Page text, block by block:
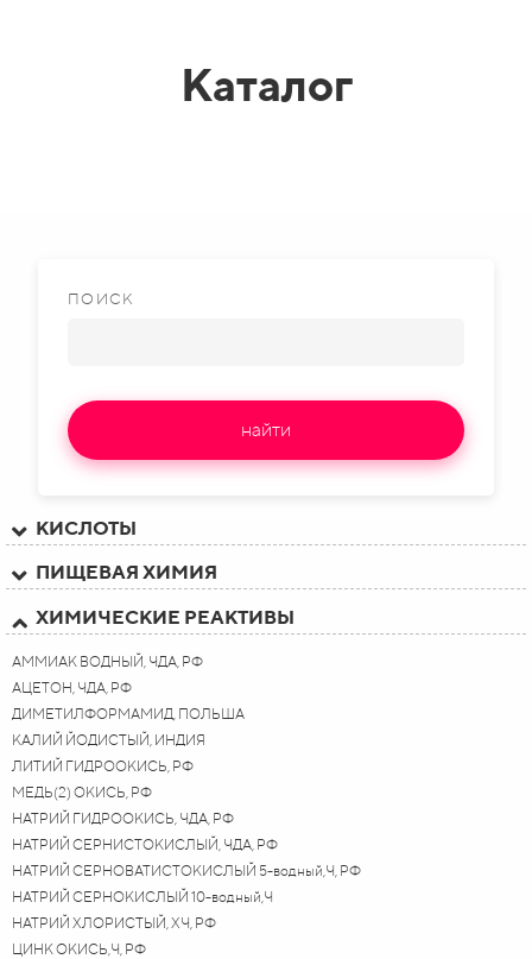
Каталог
ПОИСК
найти
КИСЛОТЫ
ПИЩЕВАЯ ХИМИЯ
ХИМИЧЕСКИЕ РЕАКТИВЫ
АММИАК ВОДНЫЙ, ЧДА, РФ
АЦЕТОН, ЧДА, РФ
ДИМЕТИЛФОРМАМИД, ПОЛЬША
КАЛИЙ ЙОДИСТЫЙ, ИНДИЯ
ЛИТИЙ ГИДРООКИСЬ, РФ
МЕДЬ(2) ОКИСЬ, РФ
НАТРИЙ ГИДРООКИСЬ, ЧДА, РФ
НАТРИЙ СЕРНИСТОКИСЛЫЙ, ЧДА, РФ
НАТРИЙ СЕРНОВАТИСТОКИСЛЫЙ 5-водный,Ч, РФ
НАТРИЙ СЕРНОКИСЛЫЙ 10-водный,Ч
НАТРИЙ ХЛОРИСТЫЙ, ХЧ, РФ
ЦИНК ОКИСЬ,Ч, РФ